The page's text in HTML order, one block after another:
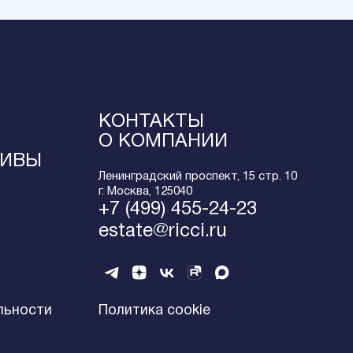
КОНТАКТЫ
О КОМПАНИИ
Ленинградский проспект, 15 стр. 10
г. Москва, 125040
+7 (499) 455-24-23
estate@ricci.ru
Политика cookie